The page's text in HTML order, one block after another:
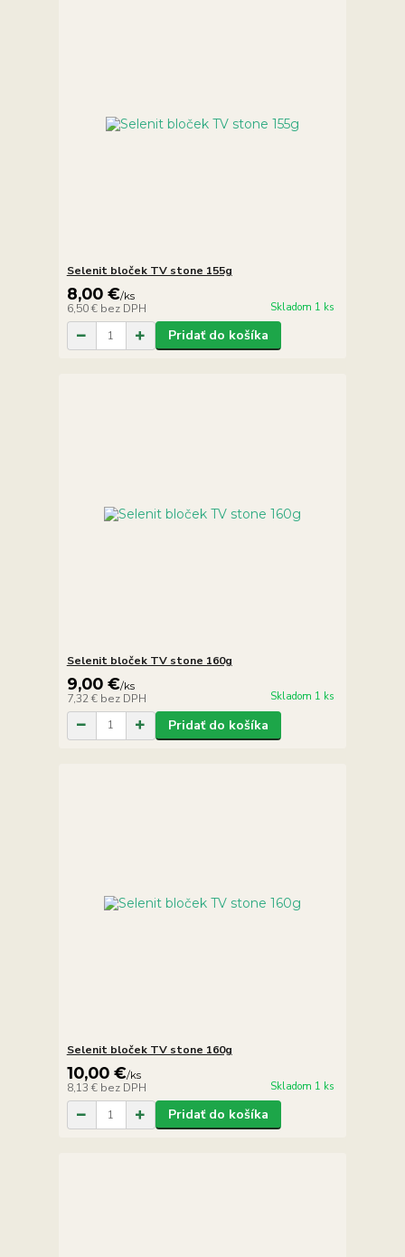
Selenit bloček TV stone 155g
8,00 €/ks
6,50 € bez DPH Skladom 1 ks
Pridať do košíka
Selenit bloček TV stone 160g
9,00 €/ks
7,32 € bez DPH Skladom 1 ks
Pridať do košíka
Selenit bloček TV stone 160g
10,00 €/ks
8,13 € bez DPH Skladom 1 ks
Pridať do košíka